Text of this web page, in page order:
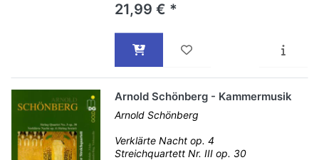
21,99 € *
Arnold Schönberg - Kammermusik
Arnold Schönberg
Verklärte Nacht op. 4
Streichquartett Nr. III op. 30